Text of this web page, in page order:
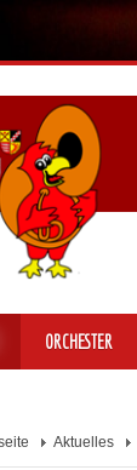
ORCHESTER
Aktuelles